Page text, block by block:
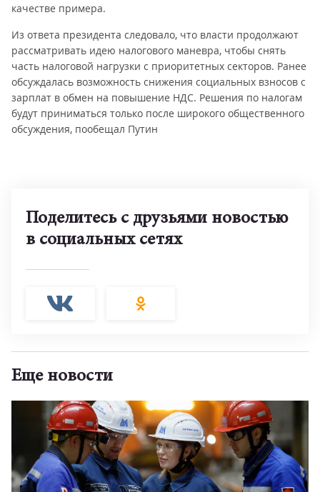
качестве примера.
Из ответа президента следовало, что власти продолжают
рассматривать идею налогового маневра, чтобы снять
часть налоговой нагрузки с приоритетных секторов. Ранее
обсуждалась возможность снижения социальных взносов с
зарплат в обмен на повышение НДС. Решения по налогам
будут приниматься только после широкого общественного
обсуждения, пообещал Путин
Поделитесь с друзьями новостью
в социальных сетях
Еще новости